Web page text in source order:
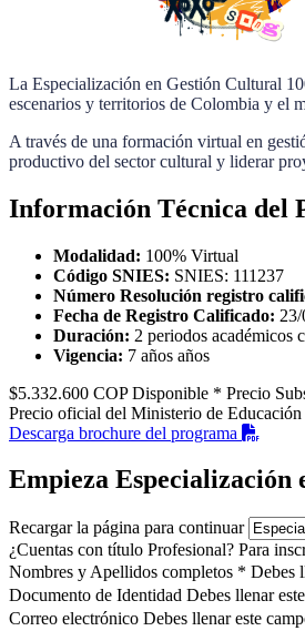
La Especialización en Gestión Cultural
escenarios y territorios de Colombia y el
A través de una formación virtual en
productivo del sector cultural y liderar
Información Técnica del
Modalidad: 100% Virtual
Código SNIES: SNIES: 111237
Número Resolución registro
Fecha de Registro Calificado:
Duración: 2 periodos académicos
Vigencia: 7 años años
$5.332.600 COP Disponible * Precio
Precio oficial del Ministerio de
Descarga brochure del programa
Empieza Especialización
Recargar la página para continuar
¿Cuentas con título Profesional? Para
Nombres y Apellidos completos * Debes
Documento de Identidad Debes llenar
Correo electrónico Debes llenar este